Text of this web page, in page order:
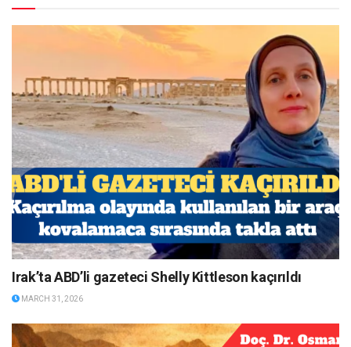
Irak’ta ABD’li gazeteci Shelly Kittleson kaçırıldı
MARCH 31, 2026